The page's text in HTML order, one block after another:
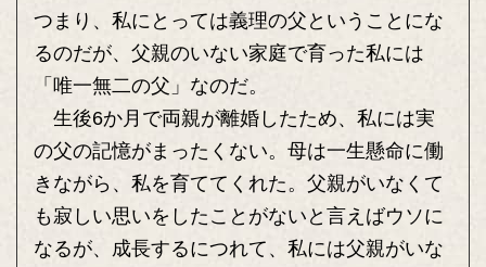
つまり、私にとっては義理の父ということにな
るのだが、父親のいない家庭で育った私には
「唯一無二の父」なのだ。
生後6か月で両親が離婚したため、私には実
の父の記憶がまったくない。母は一生懸命に働
きながら、私を育ててくれた。父親がいなくて
も寂しい思いをしたことがないと言えばウソに
なるが、成長するにつれて、私には父親がいな